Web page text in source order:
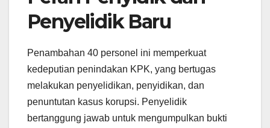
Penyelidik Baru
Penambahan 40 personel ini memperkuat
kedeputian penindakan KPK, yang bertugas
melakukan penyelidikan, penyidikan, dan
penuntutan kasus korupsi. Penyelidik
bertanggung jawab untuk mengumpulkan bukti